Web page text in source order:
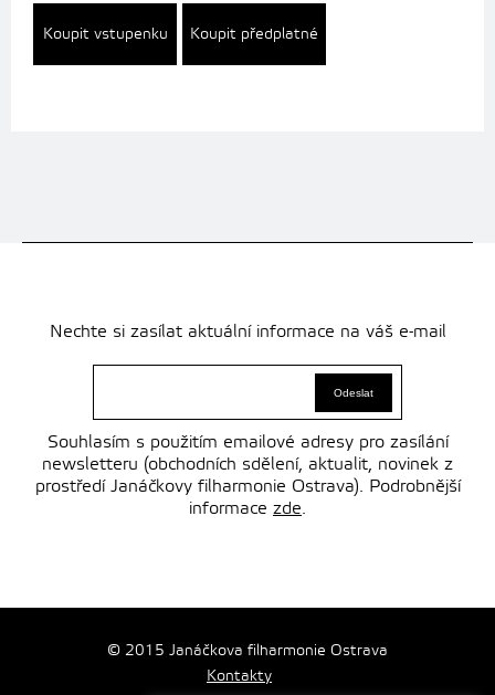
Koupit vstupenku Koupit předplatné
Nechte si zasílat aktuální informace na váš e-mail
Souhlasím s použitím emailové adresy pro zasílání
newsletteru (obchodních sdělení, aktualit, novinek z
prostředí Janáčkovy filharmonie Ostrava). Podrobnější
informace zde.
© 2015 Janáčkova filharmonie Ostrava
Kontakty